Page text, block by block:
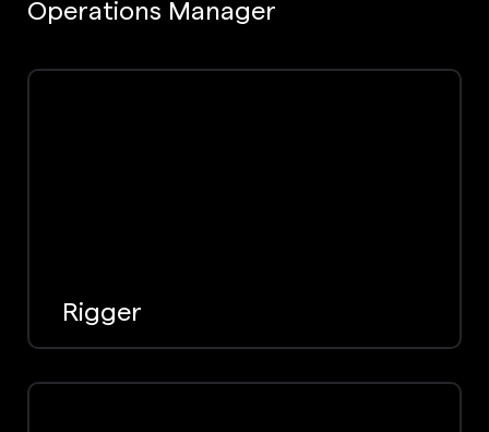
Operations Manager
Rigger